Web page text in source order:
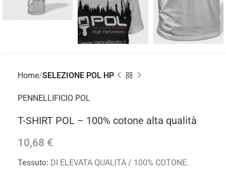
Home SELEZIONE POL HP
PENNELLIFICIO POL
T-SHIRT POL – 100% cotone alta qualità
10,68 €
Tessuto: DI ELEVATA QUALITÀ / 100% COTONE.